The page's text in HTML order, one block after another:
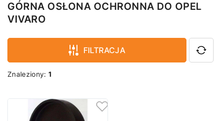
GÓRNA OSŁONA OCHRONNA DO OPEL
VIVARO
FILTRACJA
Znaleziony:1